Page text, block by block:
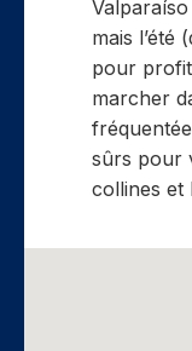
mais l’été
pour
marcher
sûrs pour
collines et